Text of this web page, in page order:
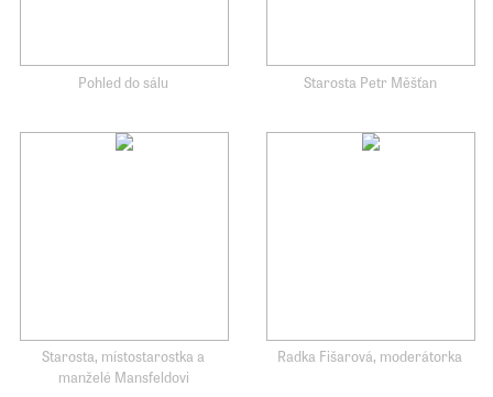
Pohled do sálu Starosta Petr Měšťan
Starosta, místostarostka a
manželé Mansfeldovi
Radka Fišarová, moderátorka